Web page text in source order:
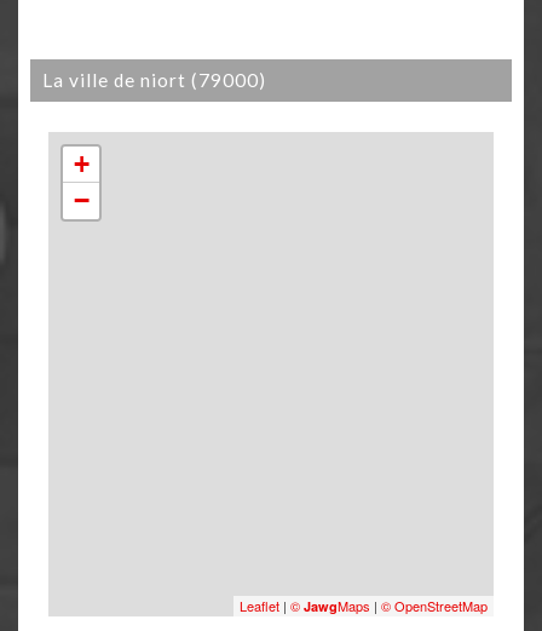
la ville de niort (79000)
+
−
Leaflet | © JawgMaps | © OpenStreetMap